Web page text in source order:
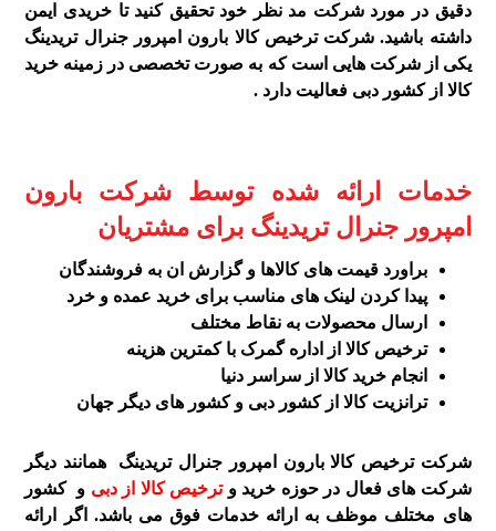
دقیق در مورد شرکت مد نظر خود تحقیق کنید تا خریدی ایمن
داشته باشید. شرکت ترخیص کالا بارون امپرور جنرال تریدینگ
یکی از شرکت هایی است که به صورت تخصصی در زمینه خرید
کالا از کشور دبی فعالیت دارد .
خدمات ارائه شده توسط شرکت بارون
امپرور جنرال تریدینگ برای مشتریان
براورد قیمت های کالاها و گزارش ان به فروشندگان
پیدا کردن لینک های مناسب برای خرید عمده و خرد
ارسال محصولات به نقاط مختلف
ترخیص کالا از اداره گمرک با کمترین هزینه
انجام خرید کالا از سراسر دنیا
ترانزیت کالا از کشور دبی و کشور های دیگر جهان
شرکت ترخیص کالا بارون امپرور جنرال تریدینگ همانند دیگر
شرکت های فعال در حوزه خرید وترخیص کالا از دبی و کشور
های مختلف موظف به ارائه خدمات فوق می باشد. اگر ارائه